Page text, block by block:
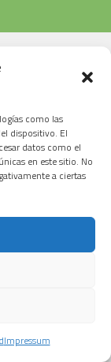
como las
dispositivo. El
datos como el
en este sitio. No
a ciertas
Impressum